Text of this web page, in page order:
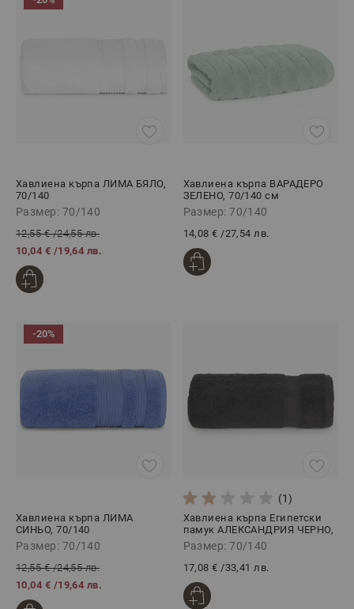
онлайн магазин ще намерите решения, които
цветове, изчистени дизайни и премиум текстури за
Предимства на нашите хавлиени
Висока попивателна способност благодарение на
Хипоалергенни материи - подходящи за чувствителна
кожа;
Дълготрайна мекота - запазва се дори след
многократно пране;
Хавлиена кърпа ЛИМА БЯЛО,
70/140
Размер: 70/140
12,55 €/24,55 лв.
10,04 € /19,64 лв.
Хавлиена кърпа ВАРАДЕРО
ЗЕЛЕНО, 70/140 см
Размер: 70/140
14,08 € /27,54 лв.
-20%
Хавлиена кърпа ЛИМА
СИНЬО, 70/140
Размер: 70/140
12,55 €/24,55 лв.
10,04 € /19,64 лв.
(1)
Хавлиена кърпа Египетски
памук АЛЕКСАНДРИЯ ЧЕРНО,
70/140
Размер: 70/140
17,08 € /33,41 лв.